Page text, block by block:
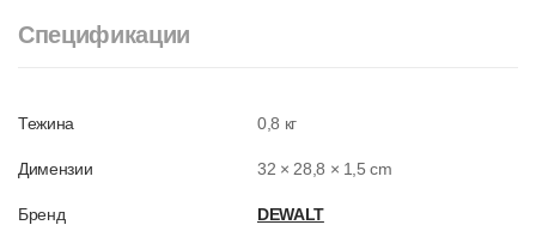
Спецификации
Тежина 0,8 кг
Димензии 32 × 28,8 × 1,5 cm
Бренд DEWALT